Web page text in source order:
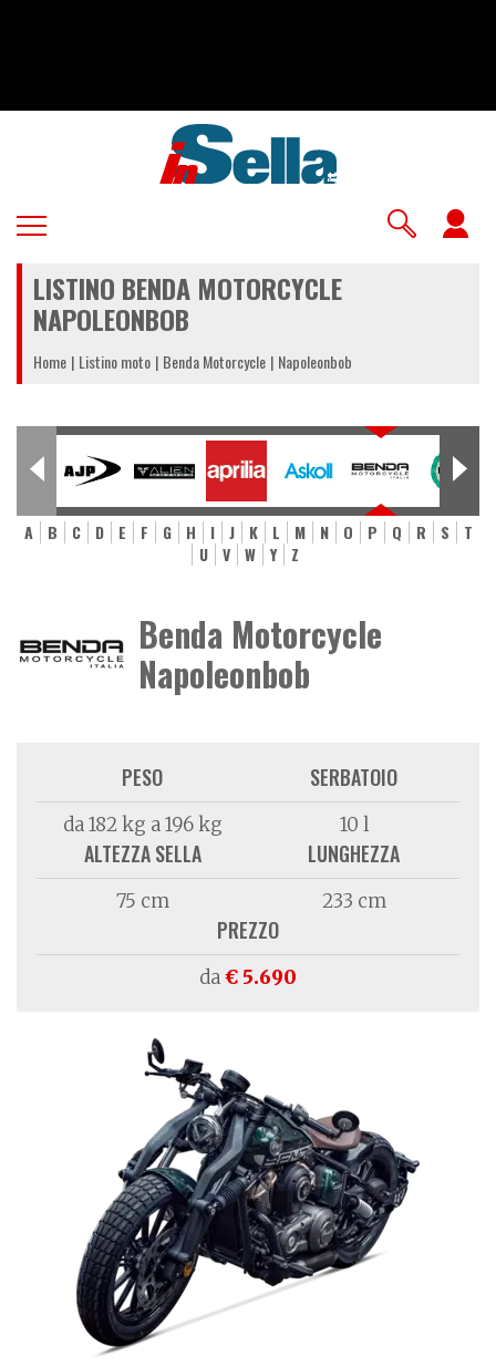
LISTINO BENDA MOTORCYCLE
NAPOLEONBOB
Home Listino moto Benda Motorcycle Napoleonbob
A B C D E F G H I J K L M N O P Q R S
T
U
V W Y Z
Benda Motorcycle
Napoleonbob
PESO
da 182 kg a 196 kg
SERBATOIO
10 l
ALTEZZA SELLA
75 cm
LUNGHEZZA
233 cm
PREZZO
da€ 5.690